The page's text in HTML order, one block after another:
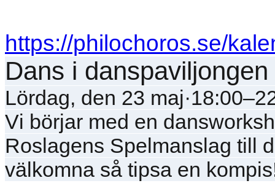
https://philochoros.se/
Dans i
Lördag, den 23
Vi börjar med en
Roslagens Spelmanslag till
välkomna så tipsa en